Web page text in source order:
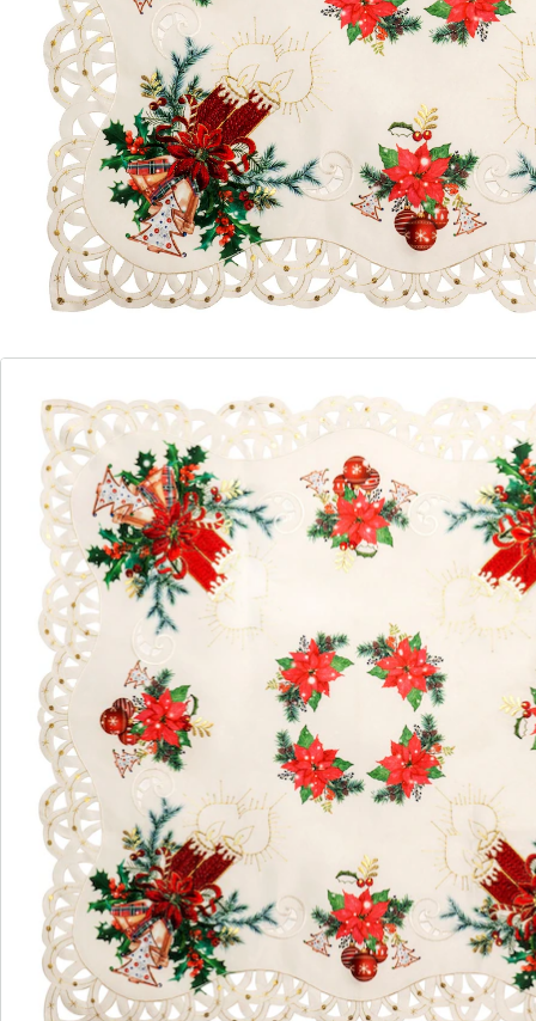
erstrahlen. Umrahmt von einer edlen Lochstickerei
und goldfarben schimmernden Zierlinien, erhebt die
Decke jeden Kaffeetisch zu einer festlichen Tafel.
Details
Hinweise & Hersteller
Bestellschein
Newsletter abonnieren
Wir sind für Sie da
Bestell-Hotline